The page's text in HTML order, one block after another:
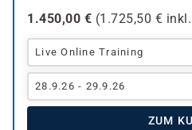
1.450,00 € (1.725,50 € inkl.
Live Online Training
28.9.26 - 29.9.26
ZUM